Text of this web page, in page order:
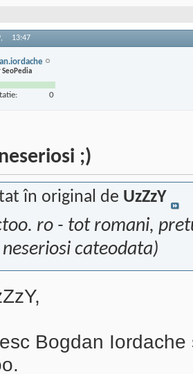
13:47
SeoPedia
0
;)
în original de UzZzY
ro - tot romani,
cateodata)
Bogdan